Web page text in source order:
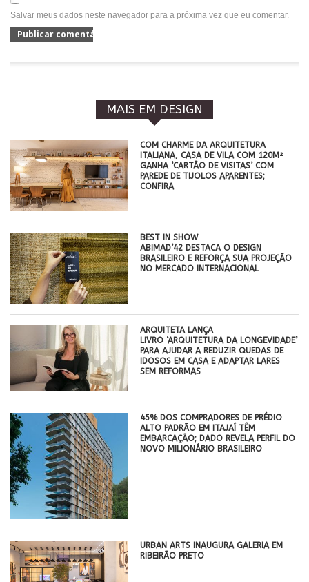
Salvar meus dados neste navegador para a próxima vez que eu comentar.
MAIS EM DESIGN
COM CHARME DA ARQUITETURA
ITALIANA, CASA DE VILA COM 120M²
GANHA ‘CARTÃO DE VISITAS’ COM
PAREDE DE TIJOLOS APARENTES;
CONFIRA
BEST IN SHOW
ABIMAD’42 DESTACA O DESIGN
BRASILEIRO E REFORÇA SUA PROJEÇÃO
NO MERCADO INTERNACIONAL
ARQUITETA LANÇA
LIVRO ‘ARQUITETURA DA LONGEVIDADE’
PARA AJUDAR A REDUZIR QUEDAS DE
IDOSOS EM CASA E ADAPTAR LARES
SEM REFORMAS
45% DOS COMPRADORES DE PRÉDIO
ALTO PADRÃO EM ITAJAÍ TÊM
EMBARCAÇÃO; DADO REVELA PERFIL DO
NOVO MILIONÁRIO BRASILEIRO
​URBAN ARTS INAUGURA GALERIA EM
RIBEIRÃO PRETO